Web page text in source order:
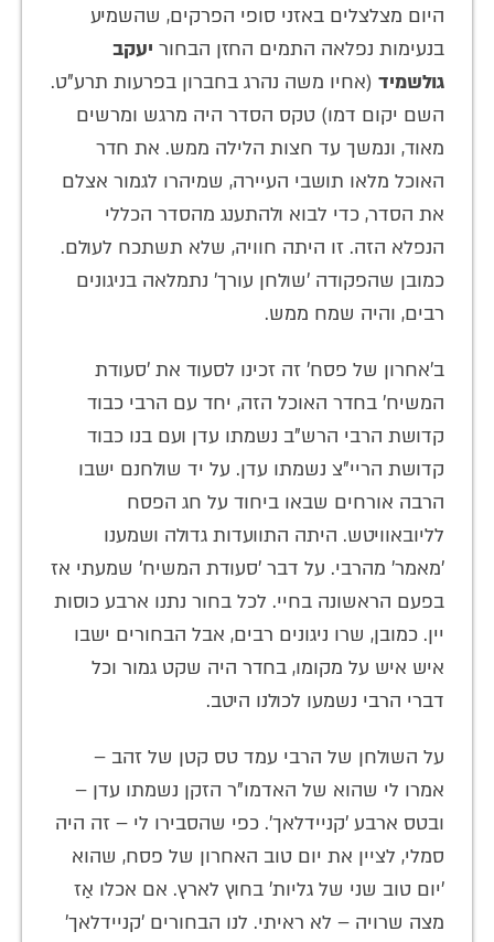
היום מצלצלים באזני סופי הפרקים, שהשמיע
בנעימות נפלאה התמים החזן הבחור יעקב
גולשמיד (אחיו משה נהרג בחברון בפרעות תרע"ט.
השם יקום דמו) טקס הסדר היה מרגש ומרשים
מאוד, ונמשך עד חצות הלילה ממש. את חדר
האוכל מלאו תושבי העיירה, שמיהרו לגמור אצלם
את הסדר, כדי לבוא ולהתענג מהסדר הכללי
הנפלא הזה. זו היתה חוויה, שלא תשתכח לעולם.
כמובן שהפקודה 'שולחן עורך' נתמלאה בניגונים
רבים, והיה שמח ממש.
ב'אחרון של פסח' זה זכינו לסעוד את 'סעודת
המשיח' בחדר האוכל הזה, יחד עם הרבי כבוד
קדושת הרבי הרש"ב נשמתו עדן ועם בנו כבוד
קדושת הריי"צ נשמתו עדן. על יד שולחנם ישבו
הרבה אורחים שבאו ביחוד על חג הפסח
לליובאוויטש. היתה התוועדות גדולה ושמענו
'מאמר' מהרבי. על דבר 'סעודת המשיח' שמעתי אז
בפעם הראשונה בחיי. לכל בחור נתנו ארבע כוסות
יין. כמובן, שרו ניגונים רבים, אבל הבחורים ישבו
איש איש על מקומו, בחדר היה שקט גמור וכל
דברי הרבי נשמעו לכולנו היטב.
על השולחן של הרבי עמד טס קטן של זהב –
אמרו לי שהוא של האדמו"ר הזקן נשמתו עדן –
ובטס ארבע 'קניידלאך'. כפי שהסבירו לי – זה היה
סמלי, לציין את יום טוב האחרון של פסח, שהוא
'יום טוב שני של גליות' בחוץ לארץ. אם אכלו אַז
מצה שרויה – לא ראיתי. לנו הבחורים 'קניידלאך'